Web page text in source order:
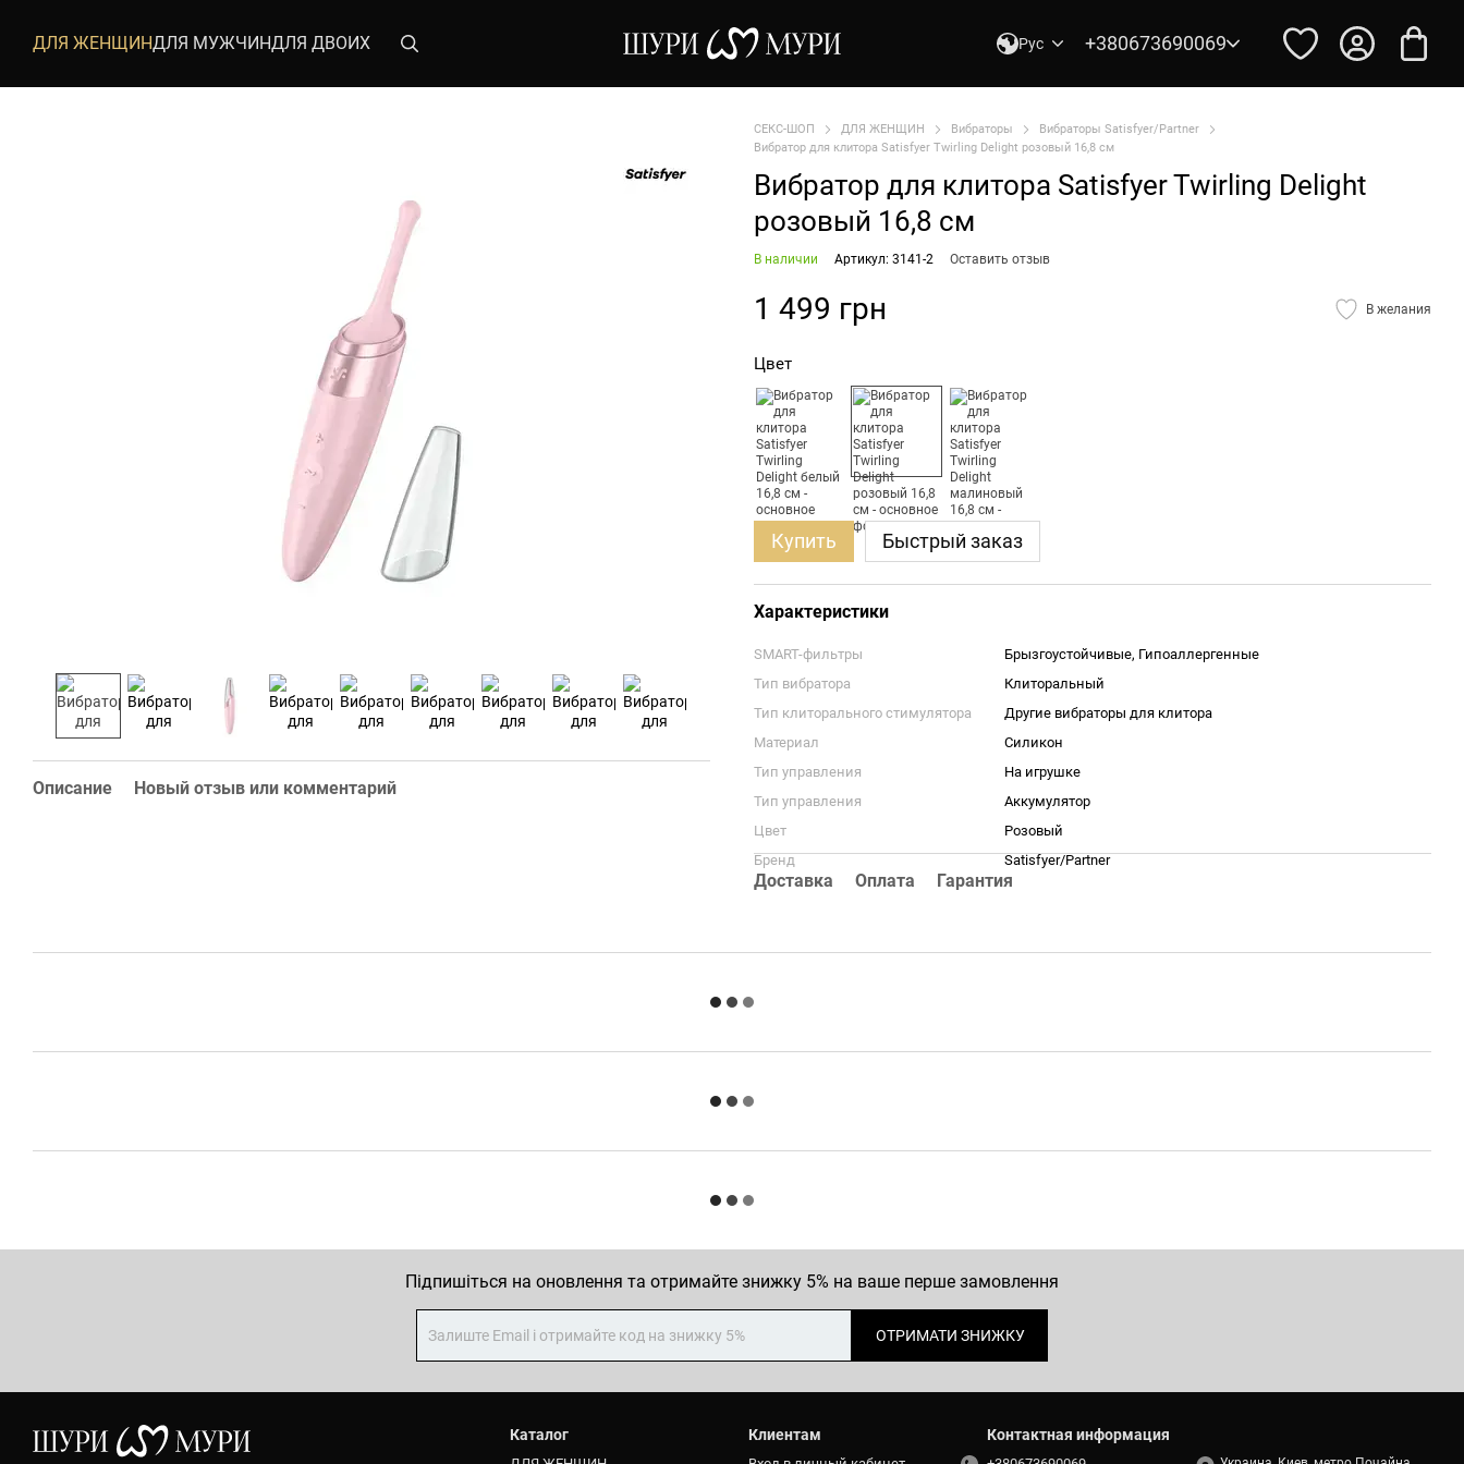
ДЛЯ ЖЕНЩИНДЛЯ МУЖЧИНДЛЯ ДВОИХ Рус +380673690069
Описание Новый отзыв или комментарий
СЕКС-ШОП ДЛЯ ЖЕНЩИН Вибраторы
Вибраторы Satisfyer/Partner
Вибратор для клитора Satisfyer Twirling Delight розовый 16,8 см
Вибратор для клитора Satisfyer Twirling Delight
розовый 16,8 см
В наличии Артикул: 3141-2 Оставить отзыв
1 499 грн В желания
Цвет
Купить Быстрый заказ
Характеристики
SMART-фильтры
Брызгоустойчивые, Гипоаллергенные
Тип вибратора
Клиторальный
Тип клиторального стимулятора
Другие вибраторы для клитора
Материал
Силикон
Тип управления
На игрушке
Тип управления
Аккумулятор
Цвет
Розовый
Бренд
Satisfyer/Partner
Доставка Оплата Гарантия
Підпишіться на оновлення та отримайте знижку 5% на ваше перше замовлення
ОТРИМАТИ ЗНИЖКУ
Каталог Клиентам Контактная информация